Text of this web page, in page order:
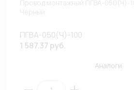
ПГВА-050(Ч)-100
1 587.37 руб.
Аналоги